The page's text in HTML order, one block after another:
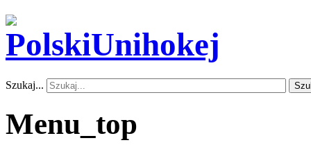
Szukaj...
Menu_top